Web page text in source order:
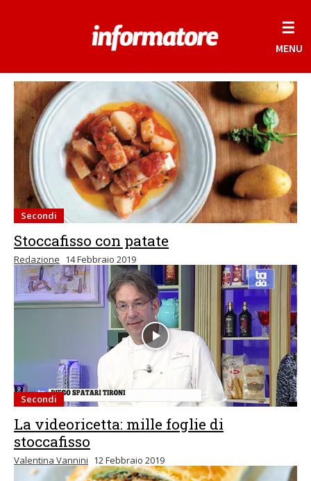
☰
MENU
Secondi
Stoccafisso con patate
Redazione 14 Febbraio 2019
Secondi
La videoricetta: mille foglie di
stoccafisso
Valentina Vannini 12 Febbraio 2019